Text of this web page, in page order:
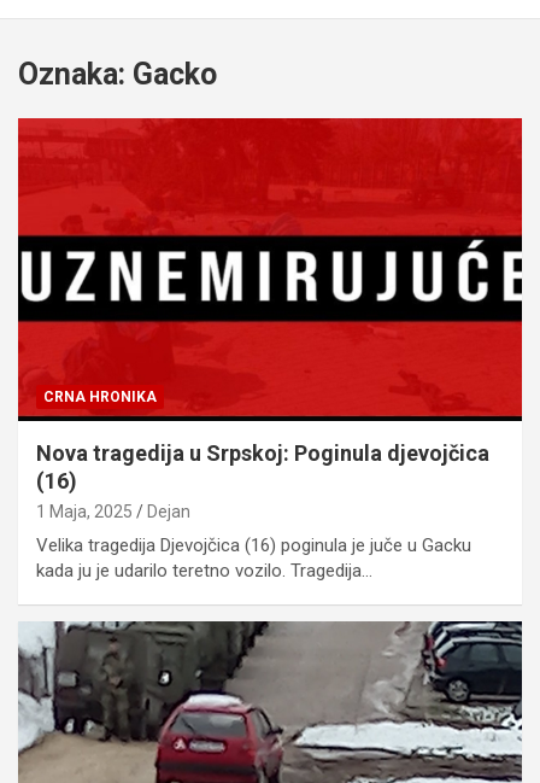
Oznaka: Gacko
CRNA HRONIKA
Nova tragedija u Srpskoj: Poginula djevojčica
(16)
1 Maja, 2025 Dejan
Velika tragedija Djevojčica (16) poginula je juče u Gacku
kada ju je udarilo teretno vozilo. Tragedija…